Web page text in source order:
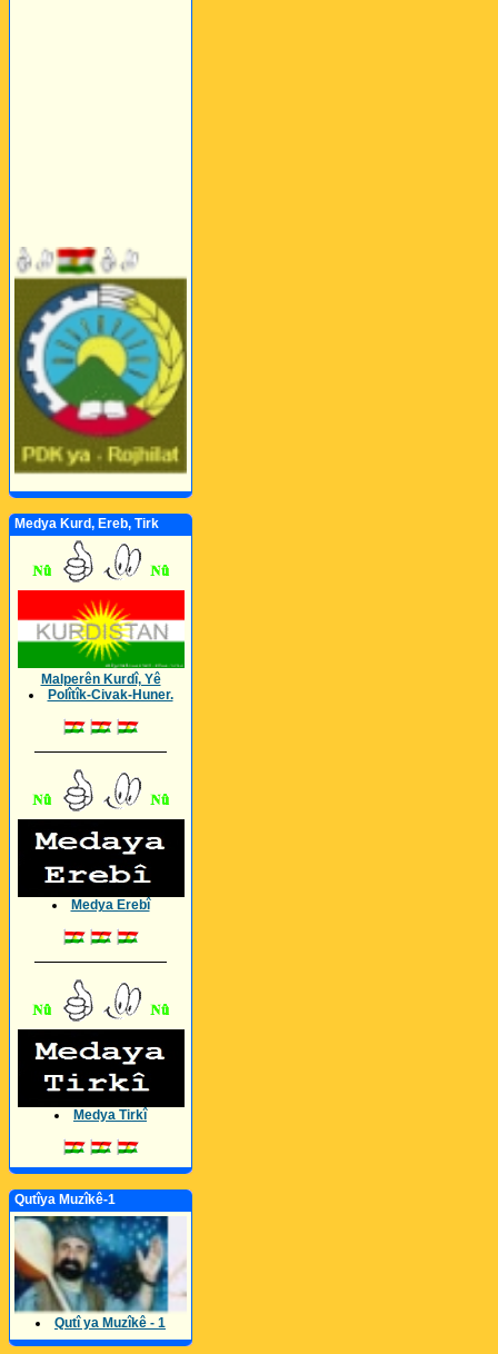
Medya Kurd, Ereb, Tirk
Malperên Kurdî, Yê
Polîtîk-Civak-Huner.
Medya Erebî
Medya Tirkî
Qutîya Muzîkê-1
Qutî ya Muzîkê - 1